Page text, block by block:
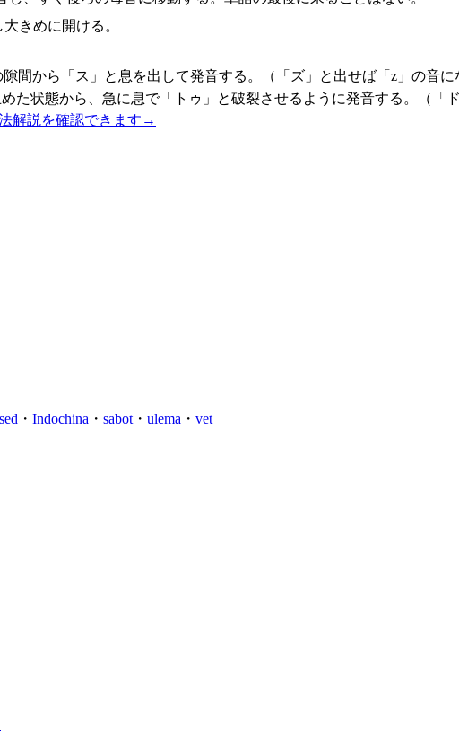
きめに開ける。
間から「ス」と息を出して発音する。（「ズ」と出せば「z」の音に
た状態から、急に息で「トゥ」と破裂させるように発音する。（「
解説を確認できます →
・ Indochina ・ sabot ・ ulema ・ vet